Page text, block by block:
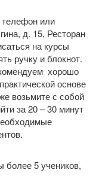
телефон или
д. 15, Ресторан
на курсы
ручку и блокнот.
хорошо
основе
возьмите с собой
за 20 – 30 минут
5 учеников,